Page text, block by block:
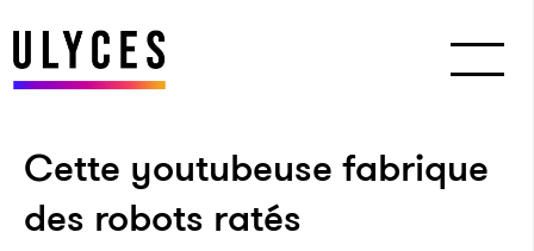
Cette youtubeuse fabrique
des robots ratés